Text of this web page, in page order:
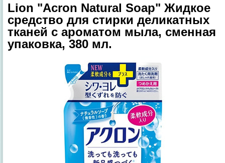
Lion "Acron Natural Soap" Жидкое
средство для стирки деликатных
тканей с ароматом мыла, сменная
упаковка, 380 мл.